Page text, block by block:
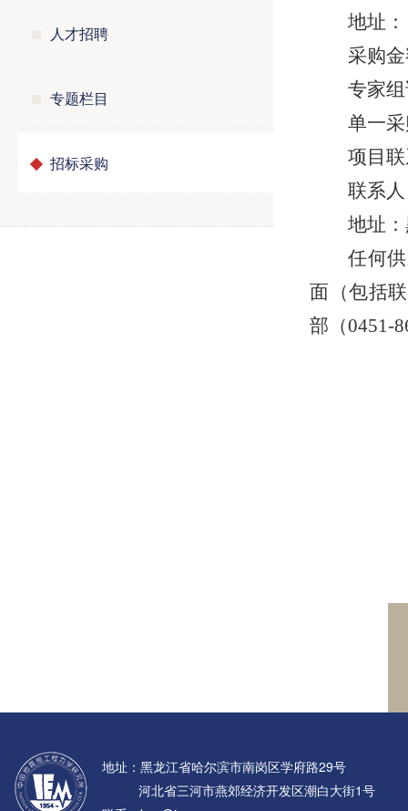
人才招聘
专题栏目
招标采购
地址
采购
专家
单一
项目
联系
地址
任何
面（包括
部（0451-
地址：黑龙江省哈尔滨市南岗区学府路29号
河北省三河市燕郊经济开发区潮白大街1号